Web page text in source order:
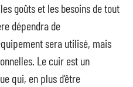
goûts et les besoins de tout
dépendra de
sera utilisé, mais
Le cuir est un
qui, en plus d’être